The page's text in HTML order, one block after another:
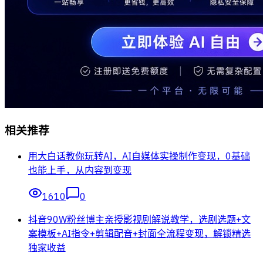
相关推荐
用大白话教你玩转AI，AI自媒体实操制作变现，0基础
也能上手，从内容到变现
1610
0
抖音90W粉丝博主亲授影视剧解说教学，选剧选题+文
案模板+AI指令+剪辑配音+封面全流程变现，解锁精选
独家收益